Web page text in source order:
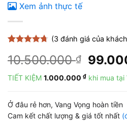
Xem ảnh thực tế
5 dựa trên
đánh giá
(3 đánh giá của
10.500.000₫
Giá
gốc
là:
TIẾT KIỆM 1.000.000 ₫ khi mua tại
Ở đâu rẻ hơn, Vang Vọng hoàn tiền
Cam kết chất lượng & giá tốt nhất